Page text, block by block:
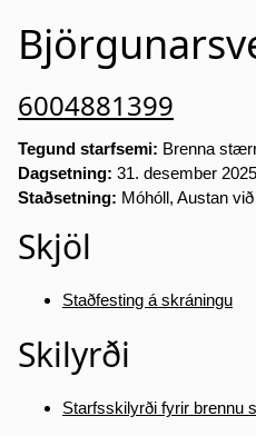
6004881399
Tegund starfsemi: Brenna
Dagsetning: 31. desember 2025
Staðsetning: Móhóll, Austan
Skjöl
Staðfesting á skráningu
Skilyrði
Starfsskilyrði fyrir brennu